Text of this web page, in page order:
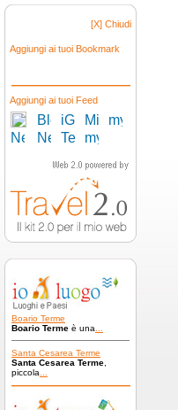
[X] Chiudi
Aggiungi ai tuoi Bookmark
Aggiungi ai tuoi Feed
Boario Terme
Boario Terme è una
Santa Cesarea Terme
Santa Cesarea Terme
piccola